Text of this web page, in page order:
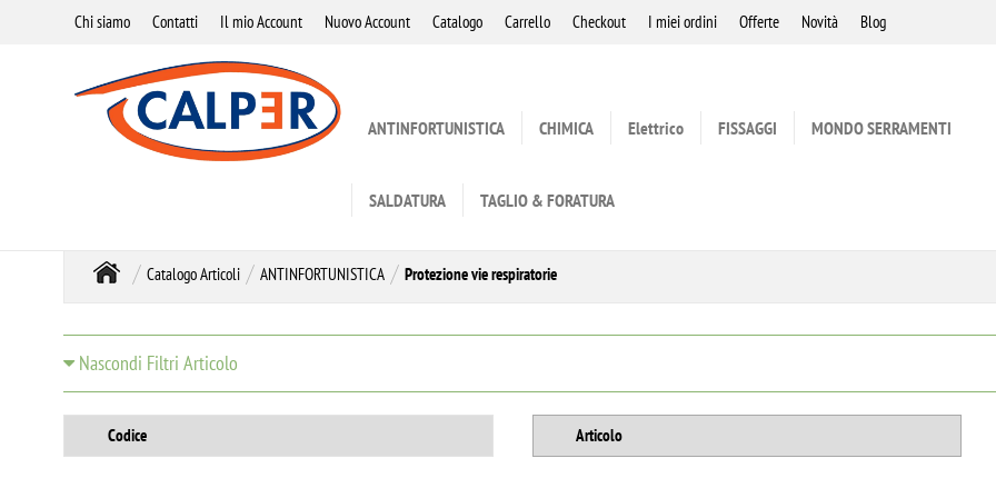
Chi siamo Contatti Il mio Account Nuovo Account Catalogo Carrello Checkout I miei ordini Offerte Novità Blog
ANTINFORTUNISTICA CHIMICA Elettrico FISSAGGI MONDO SERRAMENTI
SALDATURA TAGLIO & FORATURA
Catalogo Articoli ANTINFORTUNISTICA Protezione vie respiratorie
Nascondi Filtri Articolo